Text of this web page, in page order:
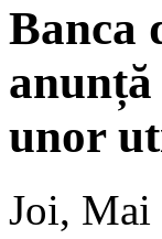
Banca
unor
Joi, Мai